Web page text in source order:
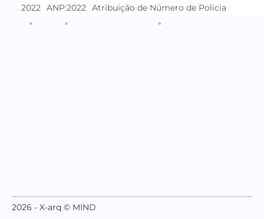
2022 ANP:2022 Atribuição de Número de Policia
"
" "
2026 - X-arq © MIND